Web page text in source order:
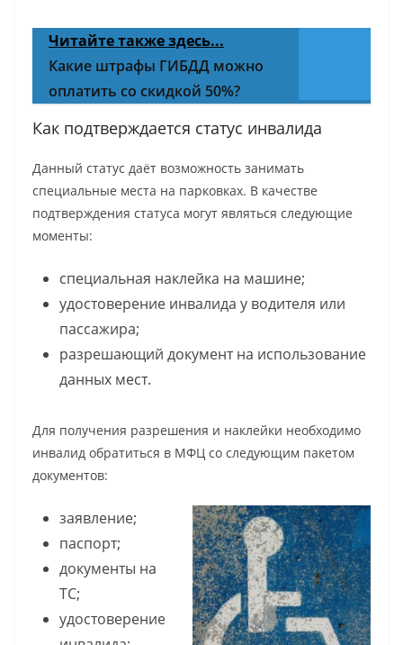
Читайте также здесь...
Какие штрафы ГИБДД можно
оплатить со скидкой 50%?
Как подтверждается статус инвалида
Данный статус даёт возможность занимать
специальные места на парковках. В качестве
подтверждения статуса могут являться следующие
моменты:
специальная наклейка на машине;
удостоверение инвалида у водителя или
пассажира;
разрешающий документ на использование
данных мест.
Для получения разрешения и наклейки необходимо
инвалид обратиться в МФЦ со следующим пакетом
документов:
заявление;
паспорт;
документы на
ТС;
удостоверение